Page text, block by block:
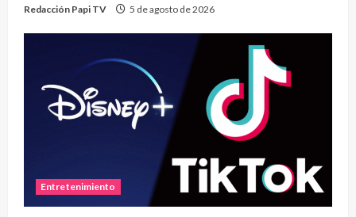
Redacción Papi TV 5 de agosto de 2026
Entretenimiento